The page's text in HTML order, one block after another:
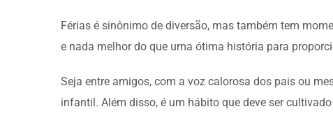
Férias é sinônimo de diversão, mas também tem
e nada melhor do que uma ótima história para
Seja entre amigos, com a voz calorosa dos pais ou
infantil. Além disso, é um hábito que deve ser